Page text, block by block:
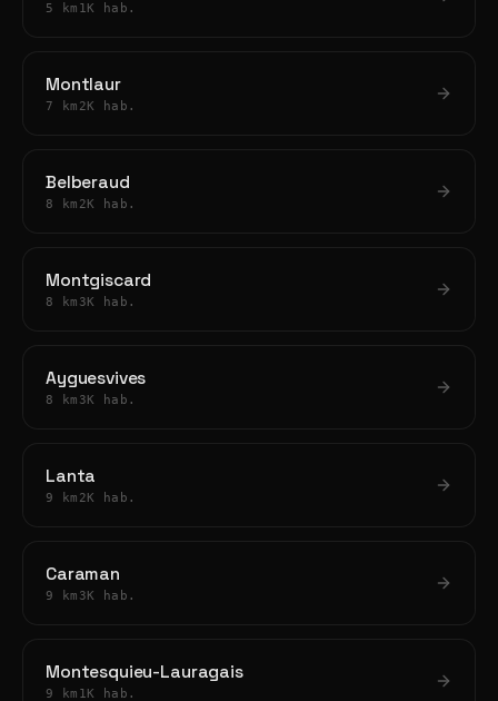
5 km 1K hab.
Montlaur
7 km 2K hab.
Belberaud
8 km 2K hab.
Montgiscard
8 km 3K hab.
Ayguesvives
8 km 3K hab.
Lanta
9 km 2K hab.
Caraman
9 km 3K hab.
Montesquieu-Lauragais
9 km 1K hab.